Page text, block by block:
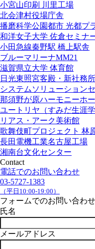
小宮山印刷 川里工場
北会津村役場庁舎
播磨科学公園都市 光都プ
和洋女子大学 佐倉セミナ
小田急線秦野駅 橋上駅舎
ブルーマリーナMM21
滋賀県立大学 体育館
日光東照宮客殿・新社務所
システムソリューション
那須野が原ハーモニーホ
ユートリヤ（すみだ生涯
リアス・アーク美術館
歌舞伎町プロジェクト 林
長田電機工業名古屋工場
湘南台文化センター
Contact
電話でのお問い合わせ
03-5727-1383
（平日10:00-19:00）
フォームでのお問い合わせ
氏名
メールアドレス